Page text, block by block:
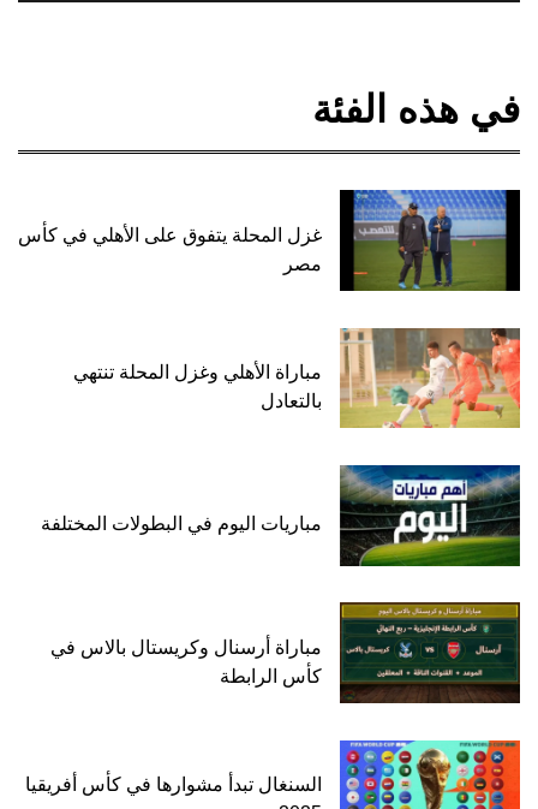
في هذه الفئة
غزل المحلة يتفوق على الأهلي في كأس
مصر
مباراة الأهلي وغزل المحلة تنتهي
بالتعادل
مباريات اليوم في البطولات المختلفة
مباراة أرسنال وكريستال بالاس في
كأس الرابطة
السنغال تبدأ مشوارها في كأس أفريقيا